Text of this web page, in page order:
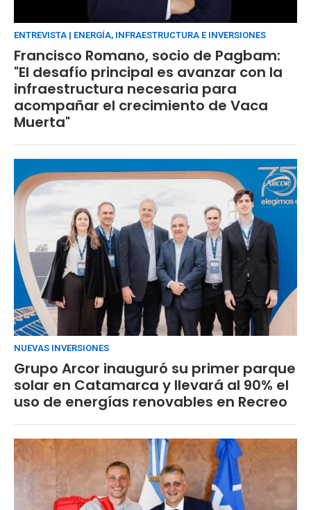
ENTREVISTA | ENERGÍA, INFRAESTRUCTURA E INVERSIONES
Francisco Romano, socio de Pagbam:
"El desafío principal es avanzar con la
infraestructura necesaria para
acompañar el crecimiento de Vaca
Muerta"
NUEVAS INVERSIONES
Grupo Arcor inauguró su primer parque
solar en Catamarca y llevará al 90% el
uso de energías renovables en Recreo